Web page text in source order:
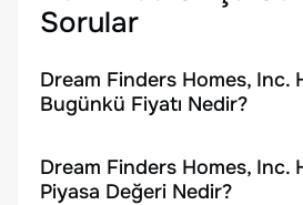
Sorular
Dream Finders Homes, Inc.
Bugünkü Fiyatı Nedir?
Dream Finders Homes, Inc.
Piyasa Değeri Nedir?